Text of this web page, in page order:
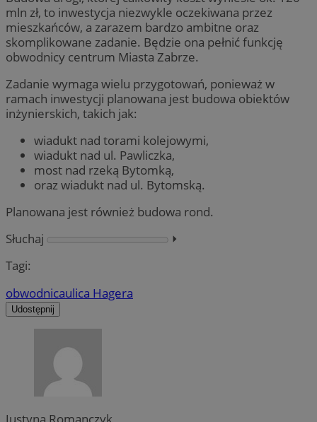
mln zł, to inwestycja niezwykle oczekiwana przez
mieszkańców, a zarazem bardzo ambitne oraz
skomplikowane zadanie. Będzie ona pełnić funkcję
obwodnicy centrum Miasta Zabrze.
Zadanie wymaga wielu przygotowań, ponieważ w
ramach inwestycji planowana jest budowa obiektów
inżynierskich, takich jak:
wiadukt nad torami kolejowymi,
wiadukt nad ul. Pawliczka,
most nad rzeką Bytomką,
oraz wiadukt nad ul. Bytomską.
Planowana jest również budowa rond.
Słuchaj
⏵︎
Tagi:
obwodnicaulica Hagera
Udostępnij
Justyna Romanczyk